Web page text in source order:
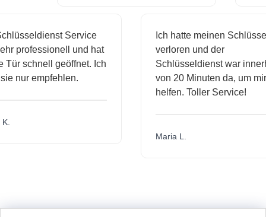
Service
professionell und hat
schnell geöffnet. Ich
nur empfehlen.
Ich hatte meinen Schlüssel
verloren und der
Schlüsseldienst war
von 20 Minuten da, um mir
helfen. Toller Service!
Maria L.